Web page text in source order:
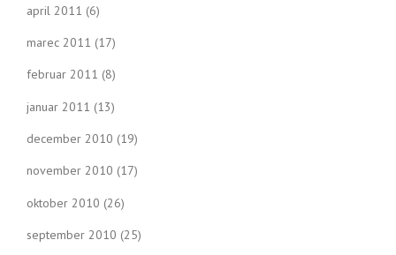
april 2011 (6)
marec 2011 (17)
februar 2011 (8)
januar 2011 (13)
december 2010 (19)
november 2010 (17)
oktober 2010 (26)
september 2010 (25)